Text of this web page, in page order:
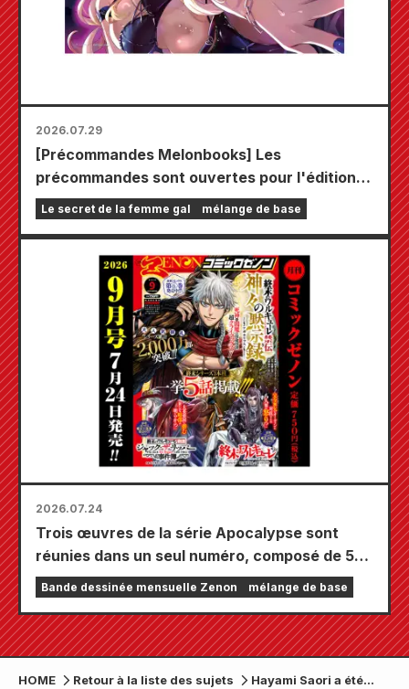
2026.07.29
[Précommandes Melonbooks] Les
précommandes sont ouvertes pour l'édition
limitée comprenant un tapis de jeu spécial
orné d'une magnifique illustration de Fuyuki
Secret of the Gal Bride » sortira le 20
Le secret de la femme gal mélange de base
2026.07.24
Trois œuvres de la série Apocalypse sont
réunies dans un seul numéro, composé de 5
chapitres ! Le numéro de septembre 2026 de
« Monthly Comic Zenon » sera disponible le
24 juillet !
Bande dessinée mensuelle Zenon mélange de base
HOME Retour à la liste des sujets
Hayami Saori a été